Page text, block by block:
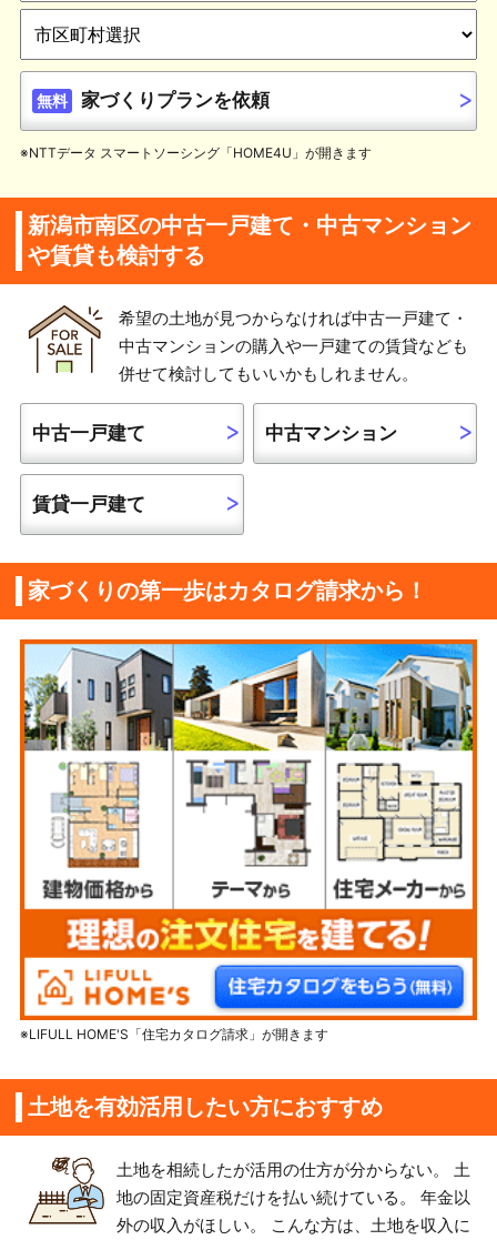
無料 家づくりプランを依頼
※NTTデータ スマートソーシング「HOME4U」が開きます
新潟市南区の中古一戸建て・中古マンション
や賃貸も検討する
希望の土地が見つからなければ中古一戸建て・
中古マンションの購入や一戸建ての賃貸なども
併せて検討してもいいかもしれません。
中古一戸建て 中古マンション
賃貸一戸建て
家づくりの第一歩はカタログ請求から！
※LIFULL HOME'S「住宅カタログ請求」が開きます
土地を有効活用したい方におすすめ
土地を相続したが活用の仕方が分からない。 土
地の固定資産税だけを払い続けている。 年金以
外の収入がほしい。 こんな方は、土地を収入に